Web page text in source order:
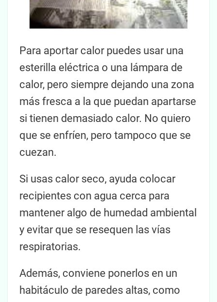
Para aportar calor puedes usar una
esterilla eléctrica o una lámpara de
calor, pero siempre dejando una zona
más fresca a la que puedan apartarse
si tienen demasiado calor. No quiero
que se enfríen, pero tampoco que se
cuezan.
Si usas calor seco, ayuda colocar
recipientes con agua cerca para
mantener algo de humedad ambiental
y evitar que se resequen las vías
respiratorias.
Además, conviene ponerlos en un
habitáculo de paredes altas, como